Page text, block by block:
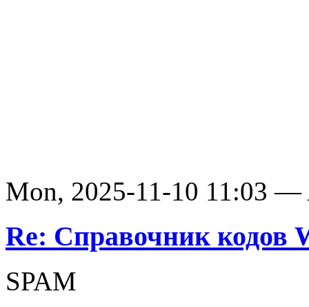
Mon, 2025-11-10 11:03 —
Re: Справочник кодов
SPAM